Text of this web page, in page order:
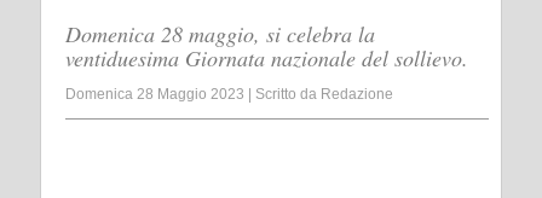
Domenica 28 maggio, si celebra la
ventiduesima Giornata nazionale del sollievo.
Domenica 28 Maggio 2023 Scritto da Redazione